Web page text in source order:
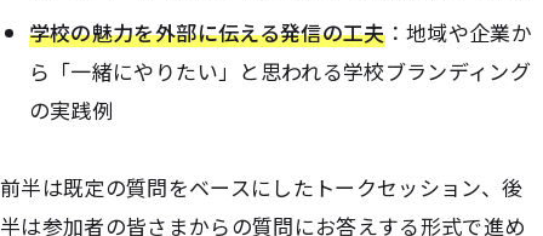
学校の魅力を外部に伝える発信の工夫：地域や企業か
ら「一緒にやりたい」と思われる学校ブランディング
の実践例
前半は既定の質問をベースにしたトークセッション、後
半は参加者の皆さまからの質問にお答えする形式で進め